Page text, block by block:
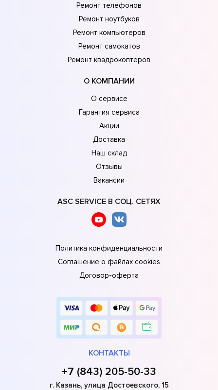
Ремонт телефонов
Ремонт ноутбуков
Ремонт компьютеров
Ремонт самокатов
Ремонт квадрокоптеров
О КОМПАНИИ
О сервисе
Гарантия сервиса
Акции
Доставка
Наш склад
Отзывы
Вакансии
ASC SERVICE В СОЦ. СЕТЯХ
Политика конфиденциальности
Соглашение о файлах cookies
Договор-оферта
КОНТАКТЫ
+7 (843) 205-50-33
г. Казань, улица Достоевского, 15